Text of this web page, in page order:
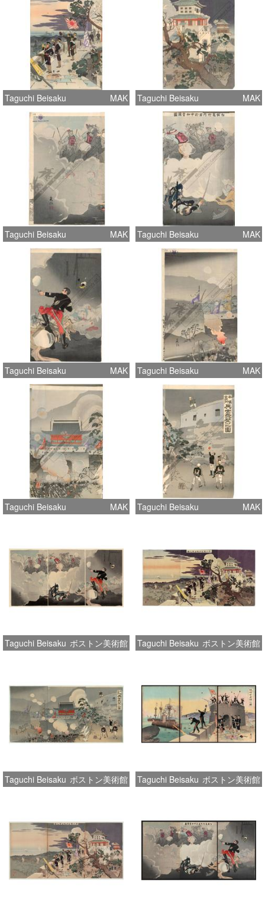
Taguchi Beisaku MAK Taguchi Beisaku MAK
Taguchi Beisaku MAK Taguchi Beisaku MAK
Taguchi Beisaku MAK Taguchi Beisaku MAK
Taguchi Beisaku MAK Taguchi Beisaku MAK
Taguchi Beisaku ボストン美術館 Taguchi Beisaku ボストン美術館
Taguchi Beisaku ボストン美術館 Taguchi Beisaku ボストン美術館